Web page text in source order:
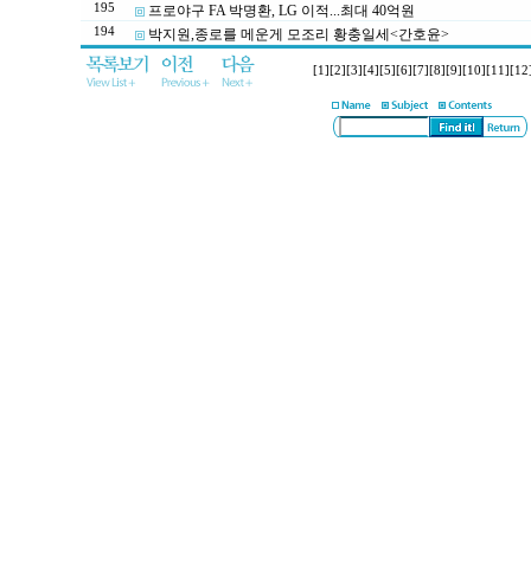
195 프로야구 FA 박명환, LG 이적...최대 40억원
194 박지원,종로를 메운게 모조리 황충일세<간호윤>
[1] [2] [3] [4] [5] [6] [7] [8] [9] [10] [11]